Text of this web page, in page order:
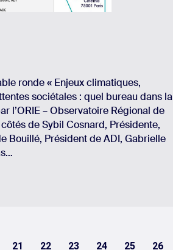
ronde « Enjeux climatiques,
sociétales : quel bureau dans la
l’ORIE – Observatoire Régional de
de Sybil Cosnard, Présidente,
Bouillé, Président de ADI, Gabrielle
21 22 23 24 25 26